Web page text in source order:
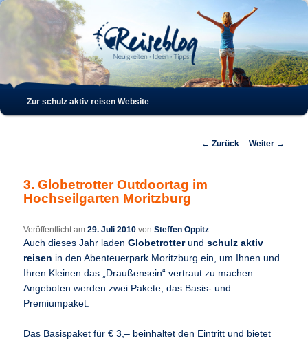
Hauptmenü
Zum
Zum
wechseln
Zur schulz aktiv reisen Website
Beitrags-
← Zurück Weiter →
3. Globetrotter Outdoortag im
Hochseilgarten Moritzburg
Veröffentlicht am29. Juli 2010 vonSteffen Oppitz
Auch dieses Jahr ladenGlobetrotterundschulz aktiv
reisen in den Abenteuerpark Moritzburg ein, um Ihnen und
Ihren Kleinen das „Draußensein“ vertraut zu machen.
Angeboten werden zwei Pakete, das Basis- und
Premiumpaket.
Das Basispaket für € 3,– beinhaltet den Eintritt und bietet